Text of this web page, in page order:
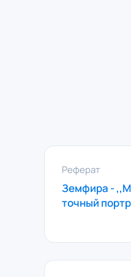
Реферат
Земфира -
точный